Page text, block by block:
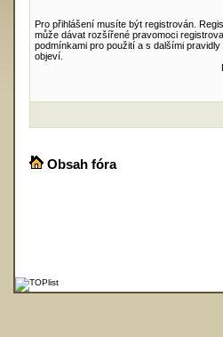
Pro přihlášení musíte být registrován.
může dávat rozšířené pravomoci
podmínkami pro použití a s dalšími
objeví.
Obsah fóra